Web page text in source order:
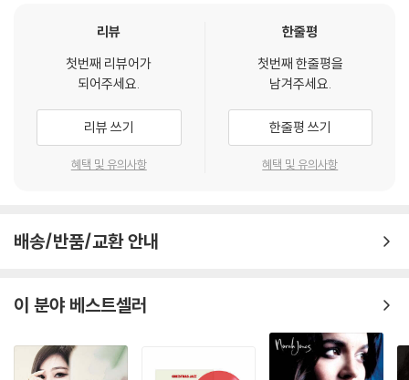
리뷰
첫번째 리뷰어가
되어주세요.
리뷰 쓰기
혜택 및 유의사항
한줄평
첫번째 한줄평을
남겨주세요.
한줄평 쓰기
혜택 및 유의사항
배송/반품/교환 안내
이 분야 베스트셀러